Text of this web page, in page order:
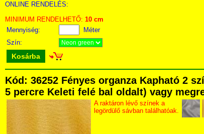
ONLINE RENDELÉS:
MINIMUM RENDELHETŐ: 10 cm
Mennyiség:
Méter
Szín:
Kosárba
Kód: 36252 Fényes organza Kapható 2
5 percre Keleti felé bal oldalt) vagy
A raktáron lévő színek a
legördülő sávban találhatóak.